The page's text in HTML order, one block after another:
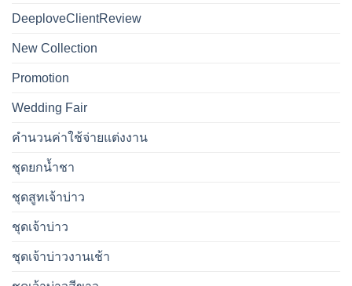
DeeploveClientReview
New Collection
Promotion
Wedding Fair
คำนวนค่าใช้จ่ายแต่งงาน
ชุดยกน้ำชา
ชุดสูทเจ้าบ่าว
ชุดเจ้าบ่าว
ชุดเจ้าบ่าวงานเช้า